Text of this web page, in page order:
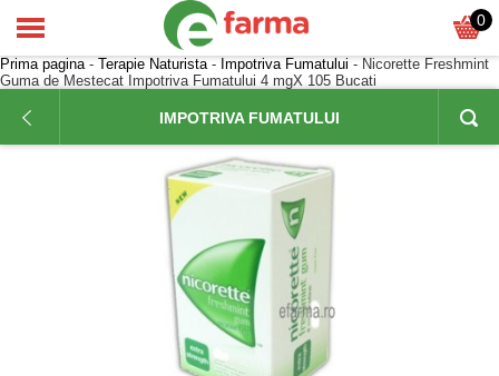
0
Prima pagina- Terapie Naturista- Impotriva Fumatului - Nicorette Freshmint
Guma de Mestecat Impotriva Fumatului 4 mgX 105 Bucati
IMPOTRIVA FUMATULUI